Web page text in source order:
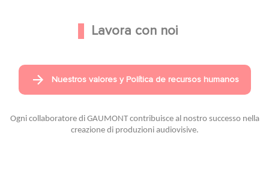
Lavora con noi
Nuestros valores y Política de recursos humanos
Ogni collaboratore di GAUMONT contribuisce al nostro successo nella
creazione di produzioni audiovisive.